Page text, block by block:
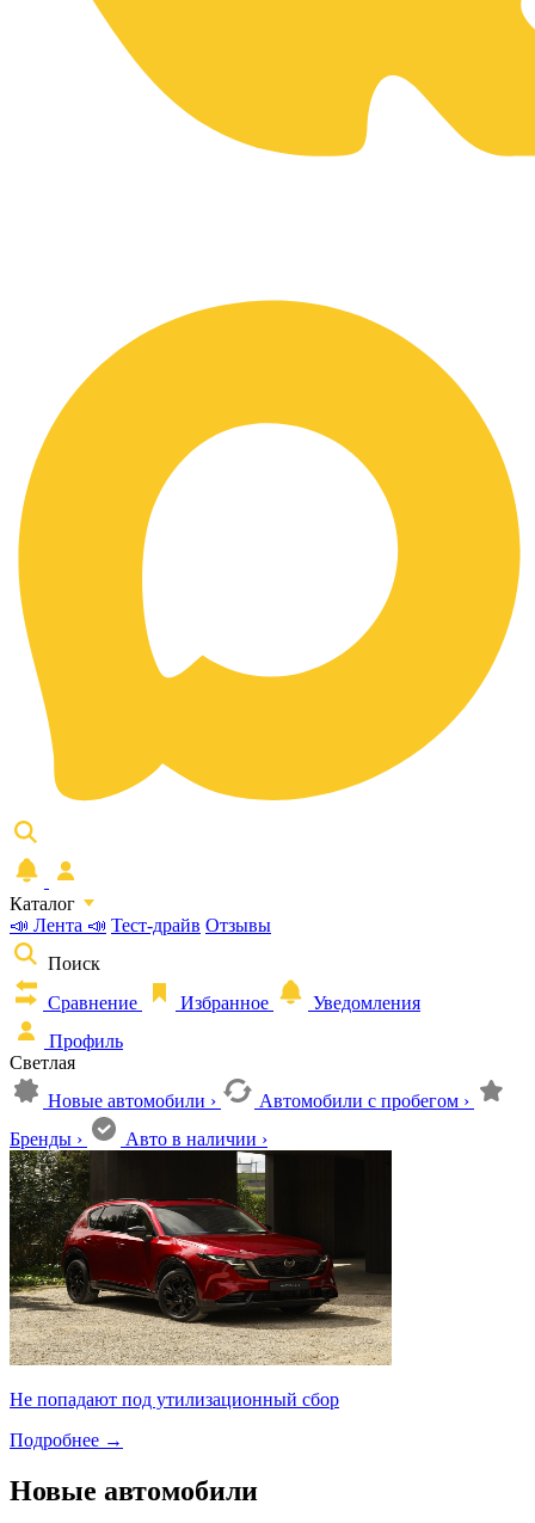
Каталог
📣 Лента 📣 Тест-драйв Отзывы
Поиск
Сравнение
Избранное
Уведомления
Профиль
Светлая
Новые автомобили › Автомобили с пробегом ›
Бренды › Авто в наличии ›
Не попадают под утилизационный сбор
Подробнее →
Новые автомобили